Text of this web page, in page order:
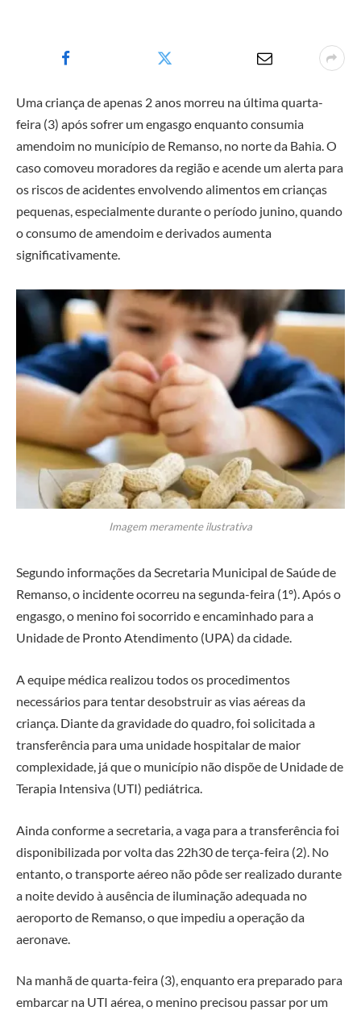
Uma criança de apenas 2 anos morreu na última quarta-
feira (3) após sofrer um engasgo enquanto consumia
amendoim no município de Remanso, no norte da Bahia. O
caso comoveu moradores da região e acende um alerta para
os riscos de acidentes envolvendo alimentos em crianças
pequenas, especialmente durante o período junino, quando
o consumo de amendoim e derivados aumenta
significativamente.
Imagem meramente ilustrativa
Segundo informações da Secretaria Municipal de Saúde de
Remanso, o incidente ocorreu na segunda-feira (1º). Após o
engasgo, o menino foi socorrido e encaminhado para a
Unidade de Pronto Atendimento (UPA) da cidade.
A equipe médica realizou todos os procedimentos
necessários para tentar desobstruir as vias aéreas da
criança. Diante da gravidade do quadro, foi solicitada a
transferência para uma unidade hospitalar de maior
complexidade, já que o município não dispõe de Unidade de
Terapia Intensiva (UTI) pediátrica.
Ainda conforme a secretaria, a vaga para a transferência foi
disponibilizada por volta das 22h30 de terça-feira (2). No
entanto, o transporte aéreo não pôde ser realizado durante
a noite devido à ausência de iluminação adequada no
aeroporto de Remanso, o que impediu a operação da
aeronave.
Na manhã de quarta-feira (3), enquanto era preparado para
embarcar na UTI aérea, o menino precisou passar por um